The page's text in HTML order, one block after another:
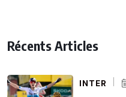
Récents Articles
INTER